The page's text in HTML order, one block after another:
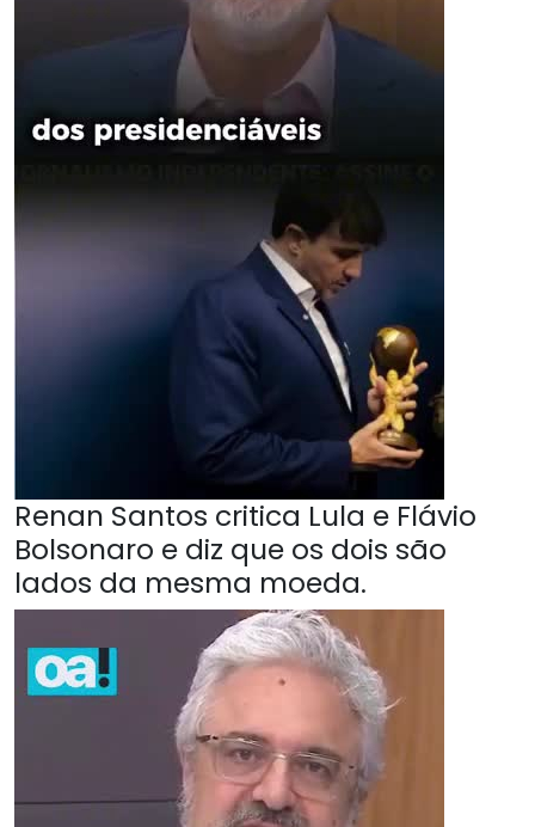
Renan Santos critica Lula e Flávio
Bolsonaro e diz que os dois são
lados da mesma moeda.